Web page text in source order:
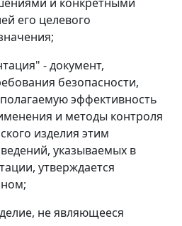
и конкретными
его целевого
- документ,
безопасности,
эффективность
и методы контроля
изделия этим
указываемых в
утверждается
не являющееся